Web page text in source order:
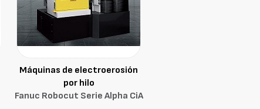
Máquinas de electroerosión
por hilo
Fanuc Robocut Serie Alpha CiA